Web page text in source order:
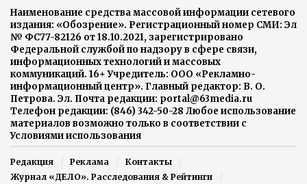
Наименование средства массовой информации сетевого
издания: «Обозрение». Регистрационный номер СМИ: Эл
№ ФС77-82126 от 18.10.2021, зарегистрировано
Федеральной службой по надзору в сфере связи,
информационных технологий и массовых
коммуникаций. 16+ Учредитель: ООО «Рекламно-
информационный центр». Главный редактор: В. О.
Петрова. Эл. Почта редакции: portal@63media.ru
Телефон редакции: (846) 342-50-28 Любое использование
материалов возможно только в соответствии с
Условиями использования
Редакция Реклама
Контакты
Журнал «ДЕЛО». Расследования & Рейтинги